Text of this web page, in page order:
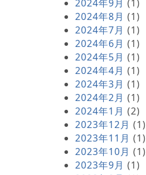
2024年9月 (1)
2024年8月 (1)
2024年7月 (1)
2024年6月 (1)
2024年5月 (1)
2024年4月 (1)
2024年3月 (1)
2024年2月 (1)
2024年1月 (2)
2023年12月 (1)
2023年11月 (1)
2023年10月 (1)
2023年9月 (1)